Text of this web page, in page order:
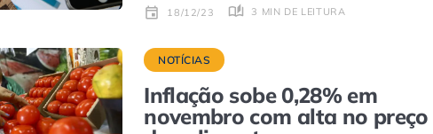
18/12/23 3 MIN DE LEITURA
NOTÍCIAS
Inflação sobe 0,28% em
novembro com alta no preço